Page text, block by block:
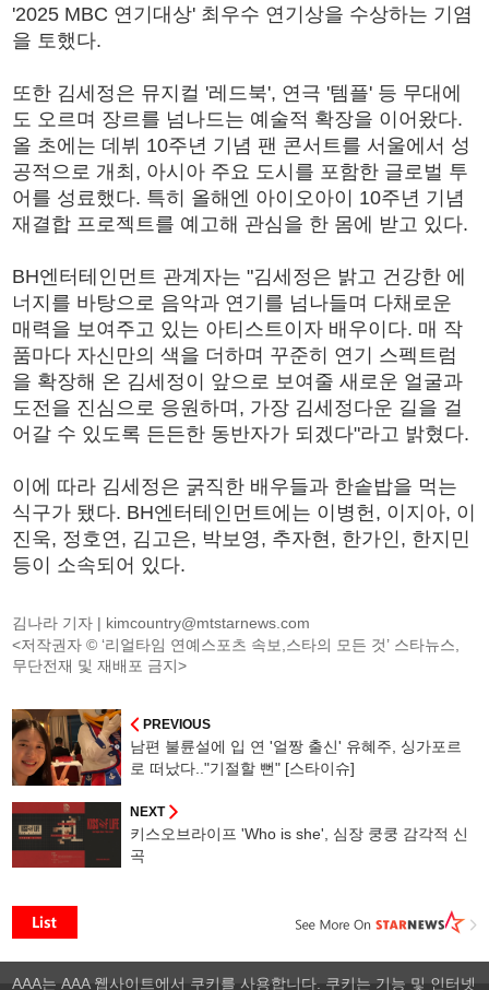
'2025 MBC 연기대상' 최우수 연기상을 수상하는 기염
을 토했다.
또한 김세정은 뮤지컬 '레드북', 연극 '템플' 등 무대에
도 오르며 장르를 넘나드는 예술적 확장을 이어왔다.
올 초에는 데뷔 10주년 기념 팬 콘서트를 서울에서 성
공적으로 개최, 아시아 주요 도시를 포함한 글로벌 투
어를 성료했다. 특히 올해엔 아이오아이 10주년 기념
재결합 프로젝트를 예고해 관심을 한 몸에 받고 있다.
BH엔터테인먼트 관계자는 "김세정은 밝고 건강한 에
너지를 바탕으로 음악과 연기를 넘나들며 다채로운
매력을 보여주고 있는 아티스트이자 배우이다. 매 작
품마다 자신만의 색을 더하며 꾸준히 연기 스펙트럼
을 확장해 온 김세정이 앞으로 보여줄 새로운 얼굴과
도전을 진심으로 응원하며, 가장 김세정다운 길을 걸
어갈 수 있도록 든든한 동반자가 되겠다"라고 밝혔다.
이에 따라 김세정은 굵직한 배우들과 한솥밥을 먹는
식구가 됐다. BH엔터테인먼트에는 이병헌, 이지아, 이
진욱, 정호연, 김고은, 박보영, 추자현, 한가인, 한지민
등이 소속되어 있다.
김나라 기자 | kimcountry@mtstarnews.com
<저작권자 © ‘리얼타임 연예스포츠 속보,스타의 모든 것’ 스타뉴스,
무단전재 및 재배포 금지>
PREVIOUS
남편 불륜설에 입 연 '얼짱 출신' 유혜주, 싱가포르
로 떠났다.."기절할 뻔" [스타이슈]
NEXT
키스오브라이프 'Who is she', 심장 쿵쿵 감각적 신
곡
AAA는 AAA 웹사이트에서 쿠키를 사용합니다. 쿠키는 기능 및 인터넷